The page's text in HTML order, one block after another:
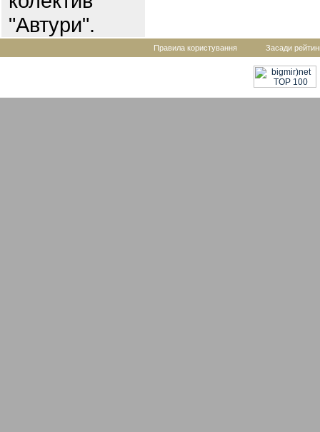
"Автури".
Правила користування Засади